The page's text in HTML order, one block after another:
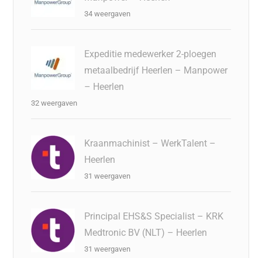
34 weergaven
Expeditie medewerker 2-ploegen
metaalbedrijf Heerlen – Manpower
– Heerlen
32 weergaven
Kraanmachinist – WerkTalent –
Heerlen
31 weergaven
Principal EHS&S Specialist – KRK
Medtronic BV (NLT) – Heerlen
31 weergaven